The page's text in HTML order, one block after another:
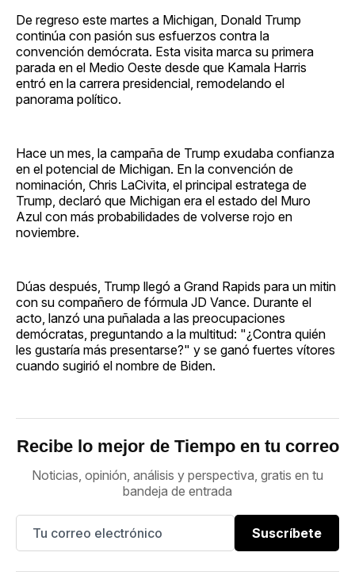
De regreso este martes a Michigan, Donald Trump
continúa con pasión sus esfuerzos contra la
convención demócrata. Esta visita marca su primera
parada en el Medio Oeste desde que Kamala Harris
entró en la carrera presidencial, remodelando el
panorama político.
Hace un mes, la campaña de Trump exudaba confianza
en el potencial de Michigan. En la convención de
nominación, Chris LaCivita, el principal estratega de
Trump, declaró que Michigan era el estado del Muro
Azul con más probabilidades de volverse rojo en
noviembre.
Dúas después, Trump llegó a Grand Rapids para un mitin
con su compañero de fórmula JD Vance. Durante el
acto, lanzó una puñalada a las preocupaciones
demócratas, preguntando a la multitud: "¿Contra quién
les gustaría más presentarse?" y se ganó fuertes vítores
cuando sugirió el nombre de Biden.
Recibe lo mejor de Tiempo en tu correo
Noticias, opinión, análisis y perspectiva, gratis en tu
bandeja de entrada
Suscríbete